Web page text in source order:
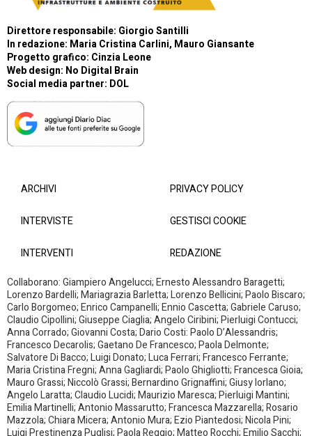
Direttore responsabile: Giorgio Santilli
In redazione: Maria Cristina Carlini, Mauro Giansante
Progetto grafico: Cinzia Leone
Web design: No Digital Brain
Social media partner: DOL
ARCHIVI
INTERVISTE
INTERVENTI
PRIVACY POLICY
GESTISCI COOKIE
REDAZIONE
Collaborano: Giampiero Angelucci; Ernesto Alessandro Baragetti;
Lorenzo Bardelli; Mariagrazia Barletta; Lorenzo Bellicini; Paolo Biscaro;
Carlo Borgomeo; Enrico Campanelli; Ennio Cascetta; Gabriele Caruso;
Claudio Cipollini; Giuseppe Ciaglia; Angelo Ciribini; Pierluigi Contucci;
Anna Corrado; Giovanni Costa; Dario Costi: Paolo D’Alessandris;
Francesco Decarolis; Gaetano De Francesco; Paola Delmonte;
Salvatore Di Bacco; Luigi Donato; Luca Ferrari; Francesco Ferrante;
Maria Cristina Fregni; Anna Gagliardi; Paolo Ghigliotti; Francesca Gioia;
Mauro Grassi; Niccolò Grassi; Bernardino Grignaffini; Giusy Iorlano;
Angelo Laratta; Claudio Lucidi; Maurizio Maresca; Pierluigi Mantini;
Emilia Martinelli; Antonio Massarutto; Francesca Mazzarella; Rosario
Mazzola; Chiara Micera; Antonio Mura; Ezio Piantedosi; Nicola Pini;
Luigi Prestinenza Puglisi; Paola Reggio; Matteo Rocchi; Emilio Sacchi;